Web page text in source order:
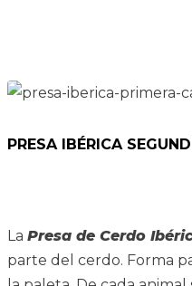
PRESA IBÉRICA
La Presa de Cerdo
parte del cerdo. Forma